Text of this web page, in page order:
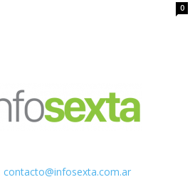
0
contacto@infosexta.com.ar